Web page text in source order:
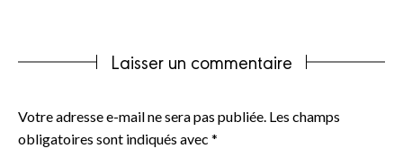
Laisser un commentaire
Votre adresse e-mail ne sera pas publiée. Les champs
obligatoires sont indiqués avec *